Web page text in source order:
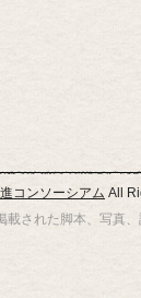
コンソーシアム All
載された脚本、写真